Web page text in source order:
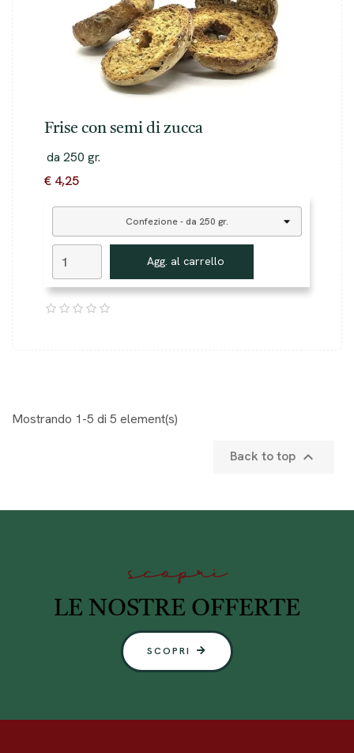
Frise con semi di zucca
da 250 gr.
€ 4,25
Agg. al carrello
Mostrando 1-5 di 5 element(s)
Back to top 
scopri
LE NOSTRE OFFERTE
SCOPRI